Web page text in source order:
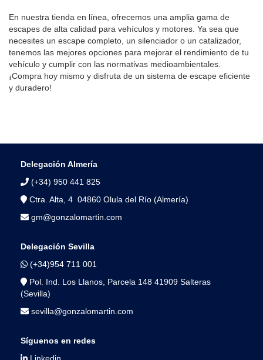
En nuestra tienda en línea, ofrecemos una amplia gama de
escapes de alta calidad para vehículos y motores. Ya sea que
necesites un escape completo, un silenciador o un catalizador,
tenemos las mejores opciones para mejorar el rendimiento de tu
vehículo y cumplir con las normativas medioambientales.
¡Compra hoy mismo y disfruta de un sistema de escape eficiente
y duradero!
Delegación Almería
(+34) 950 441 825
Ctra. Alta, 4 04860 Olula del Río (Almería)
gm@gonzalomartin.com
Delegación Sevilla
(+34)954 711 001
Pol. Ind. Los Llanos, Parcela 148 41909 Salteras
(Sevilla)
sevilla@gonzalomartin.com
Síguenos en redes